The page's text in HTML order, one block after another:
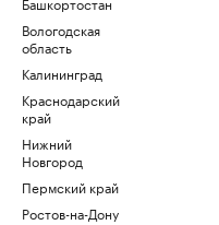
Вологодская
область
Калининград
Краснодарский
край
Нижний
Новгород
Пермский край
Ростов-на-Дону